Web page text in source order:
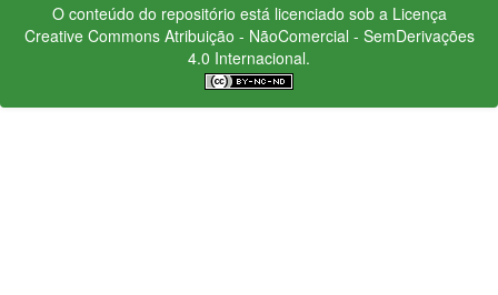
O conteúdo do repositório está licenciado sob a Licença
Creative CommonsAtribuição - NãoComercial - SemDerivações
4.0 Internacional.